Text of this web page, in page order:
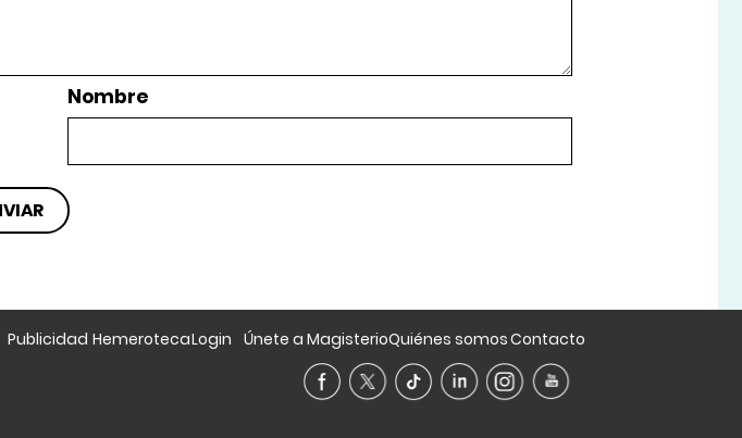
Nombre
Publicidad HemerotecaLogin Únete a MagisterioQuiénes somosContacto